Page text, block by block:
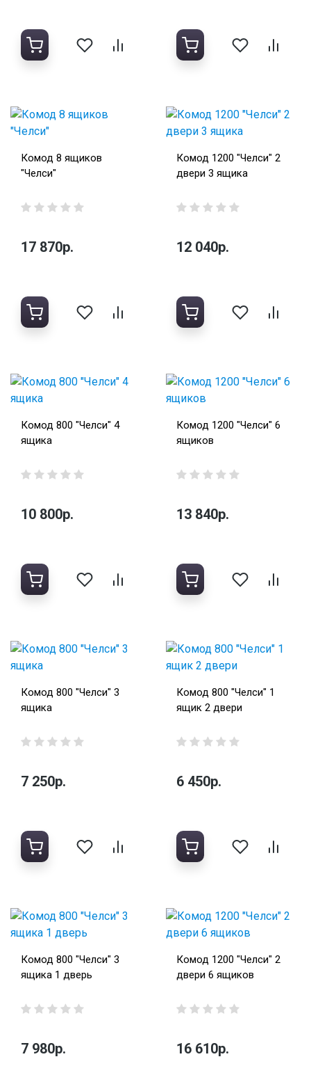
Комод 8 ящиков
"Челси"
17 870р.
Комод 1200 "Челси" 2
двери 3 ящика
12 040р.
Комод 800 "Челси" 4
ящика
10 800р.
Комод 1200 "Челси" 6
ящиков
13 840р.
Комод 800 "Челси" 3
ящика
7 250р.
Комод 800 "Челси" 1
ящик 2 двери
6 450р.
Комод 800 "Челси" 3
ящика 1 дверь
7 980р.
Комод 1200 "Челси" 2
двери 6 ящиков
16 610р.